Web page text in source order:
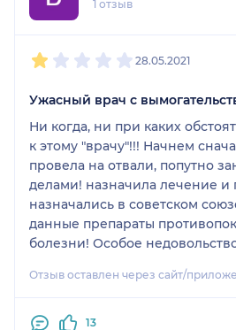
выводов. Уж не знаю чему ее
1 отзыв
28.05.2021
Ужасный врач с
Ни когда, ни при каких
к этому "врачу"!!! Начнем
провела на отвали, попутно
делами! назначила лечение и
назначались в советском
данные препараты
болезни! Особое
приемам! Проще говоря
специалист, который просто
Отзыв оставлен через сайт/
13